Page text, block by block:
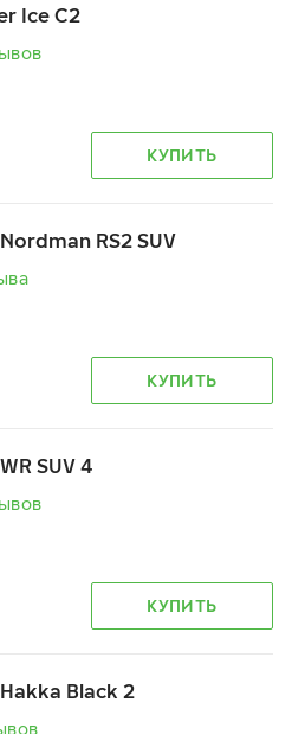
Ice C2
КУПИТЬ
RS2 SUV
КУПИТЬ
SUV 4
КУПИТЬ
Black 2